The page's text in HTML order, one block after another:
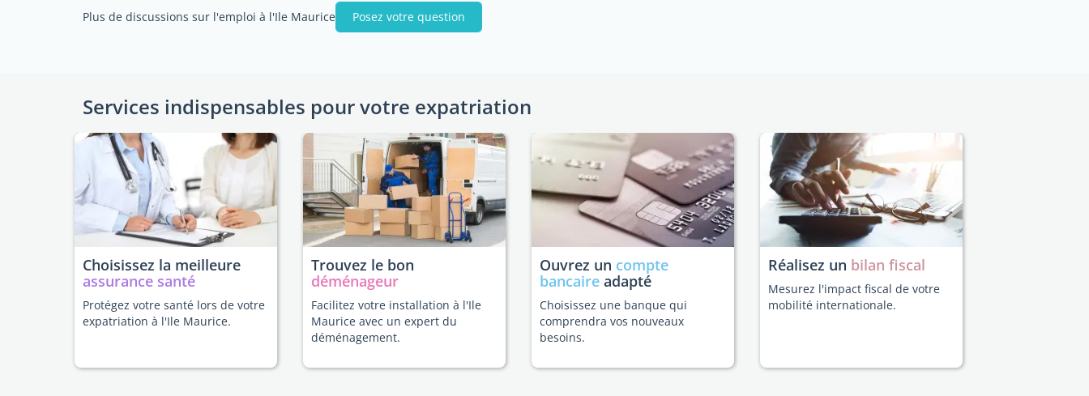
Plus de discussions sur l'emploi à l'Ile Maurice Posez votre question
Services indispensables pour votre expatriation
Choisissez la meilleure
assurance santé
Protégez votre santé lors de votre
expatriation à l'Ile Maurice.
Trouvez le bon
déménageur
Facilitez votre installation à l'Ile
Maurice avec un expert du
déménagement.
Ouvrez un compte
bancaire adapté
Choisissez une banque qui
comprendra vos nouveaux
besoins.
Réalisez un bilan fiscal
Mesurez l'impact fiscal de votre
mobilité internationale.